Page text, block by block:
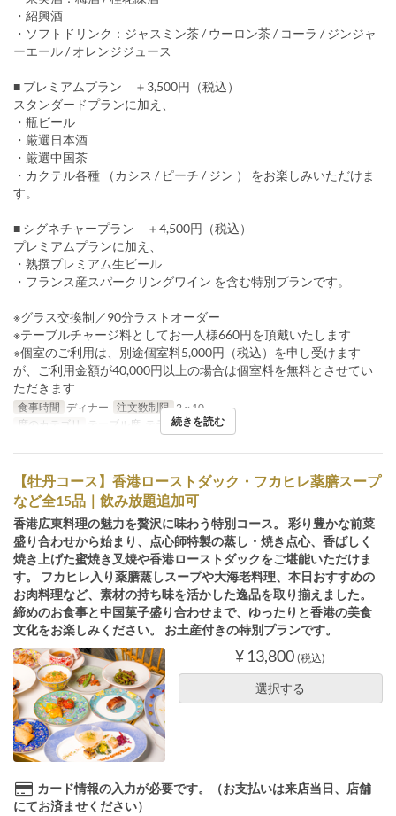
・紹興酒
・ソフトドリンク：ジャスミン茶 / ウーロン茶 / コーラ / ジンジャ
ーエール / オレンジジュース
■ プレミアムプラン ＋3,500円（税込）
スタンダードプランに加え、
・瓶ビール
・厳選日本酒
・厳選中国茶
・カクテル各種 （カシス / ピーチ / ジン ） をお楽しみいただけま
す。
■ シグネチャープラン ＋4,500円（税込）
プレミアムプランに加え、
・熟撰プレミアム生ビール
・フランス産スパークリングワイン を含む特別プランです。
※グラス交換制／90分ラストオーダー
※テーブルチャージ料としてお一人様660円を頂戴いたします
※個室のご利用は、別途個室料5,000円（税込）を申し受けます
が、ご利用金額が40,000円以上の場合は個室料を無料とさせてい
ただきます
食事時間 ディナー 注文数制限 2 ~ 10
席のカテゴリ
テーブル席, テラス, 個室
続きを読む
【牡丹コース】香港ローストダック・フカヒレ薬膳スープ
など全15品｜飲み放題追加可
香港広東料理の魅力を贅沢に味わう特別コース。 彩り豊かな前菜
盛り合わせから始まり、点心師特製の蒸し・焼き点心、香ばしく
焼き上げた蜜焼き叉焼や香港ローストダックをご堪能いただけま
す。 フカヒレ入り薬膳蒸しスープや大海老料理、本日おすすめの
お肉料理など、素材の持ち味を活かした逸品を取り揃えました。
締めのお食事と中国菓子盛り合わせまで、ゆったりと香港の美食
文化をお楽しみください。 お土産付きの特別プランです。
¥ 13,800 (税込)
選択する
カード情報の入力が必要です。（お支払いは来店当日、店舗
にてお済ませください）